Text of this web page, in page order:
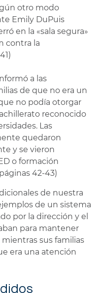
otro modo
Emily DuPuis
en la «sala segura»
contra la
a las
de que no era un
no podía otorgar
reconocido
Las
quedaron
y se vieron
o formación
42-43)
de nuestra
de un sistema
por la dirección y el
para mantener
sus familias
era una atención